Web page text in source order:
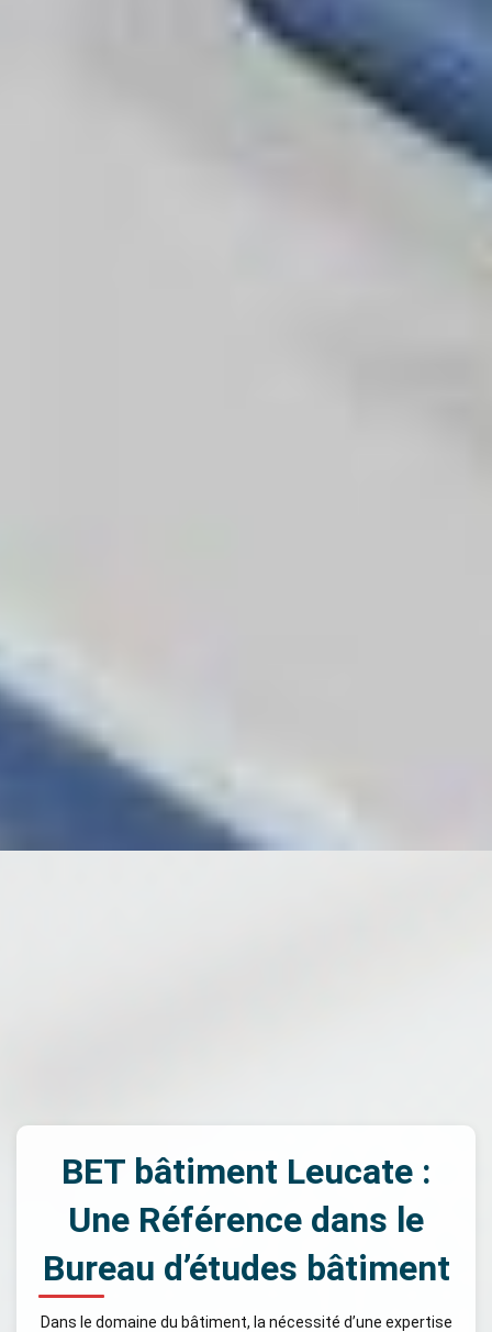
BET bâtiment Leucate :
Une Référence dans le
Bureau d’études bâtiment
Dans le domaine du bâtiment, la nécessité d’une expertise